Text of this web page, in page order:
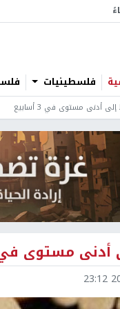
فلسطينيات
أدنى مستوى في 3 أسابيع
مستوى في 3